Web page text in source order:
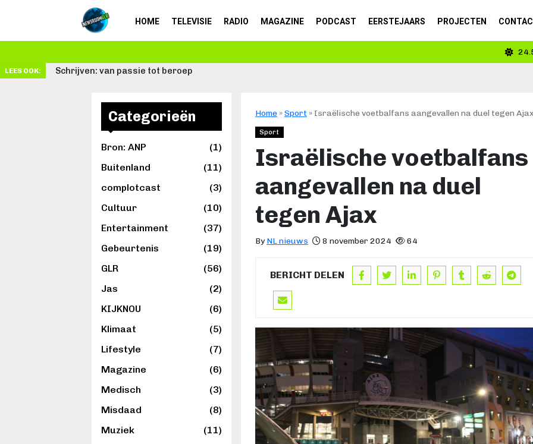
HOME TELEVISIE RADIO MAGAZINE PODCAST EERSTEJAARS PROJECTEN
LEES OOK: Schrijven: van passie tot beroep
Categorieën
Bron: ANP
(1)
Buitenland
(11)
complotcast
(3)
Cultuur
(10)
Entertainment
(37)
Gebeurtenis
(19)
GLR
(56)
Jas
(2)
KIJKNOU
(6)
Klimaat
(5)
Lifestyle
(7)
Magazine
(6)
Medisch
(3)
Misdaad
(8)
Muziek
(11)
Home »Sport » Israëlische voetbalfans aangevallen na duel tegen
Sport
Israëlische voetbalfans
aangevallen na duel
tegen Ajax
ByNL nieuws 8 november 2024 64
BERICHT DELEN